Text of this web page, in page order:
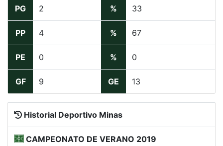
PG 2 % 33
PP 4 % 67
PE 0 % 0
GF 9 GE 13
Historial Deportivo Minas
CAMPEONATO DE VERANO 2019